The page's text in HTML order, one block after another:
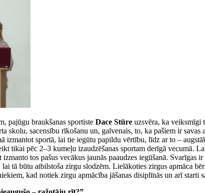
pajūgu braukšanas sportiste Dace Stūre uzsvēra, ka veiksmīgi
skolu, sacensību rīkošanu un, galvenais, to, ka pašiem ir
izmantot sportā, lai tie iegūtu papildu vērtību, līdz ar to –
tikai pēc 2–3 kumeļu izaudzēšanas sportam derīgā vecumā.
tos pašus vecākus jaunās paaudzes iegūšanā. Svarīgas
tā būtu atbilstoša zirgu slodzēm. Lielākoties zirgus apmāca
kad notiek zirgu apmācība jāšanas disiplīnās un arī starti